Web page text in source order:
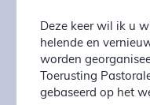
Deze keer wil ik u
helende en
worden
Toerusting
gebaseerd op het